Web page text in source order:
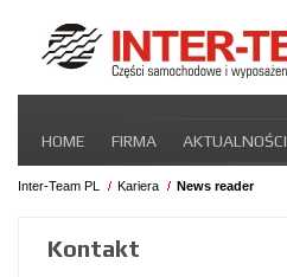
nawigacje
HOME FIRMA AKTUALNOŚCI
STREFA DLA PRZEWOŹNIKA
Inter-Team PL Kariera News reader
Kontakt